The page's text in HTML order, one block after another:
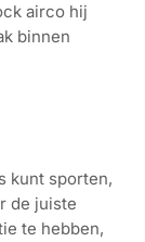
airco hij
binnen
kunt sporten,
de juiste
te hebben,